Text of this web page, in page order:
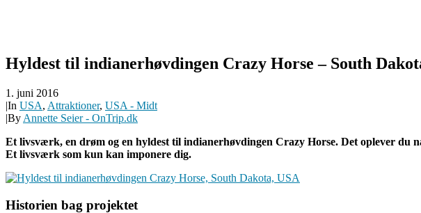
Hyldest til indianerhøvdingen Crazy Horse – South
1. juni 2016
|In USA, Attraktioner, USA - Midt
|By Annette Seier - OnTrip.dk
Et livsværk, en drøm og en hyldest til indianerhøvdingen Crazy Horse. Det oplever du
Et livsværk som kun kan imponere dig.
Historien bag projektet